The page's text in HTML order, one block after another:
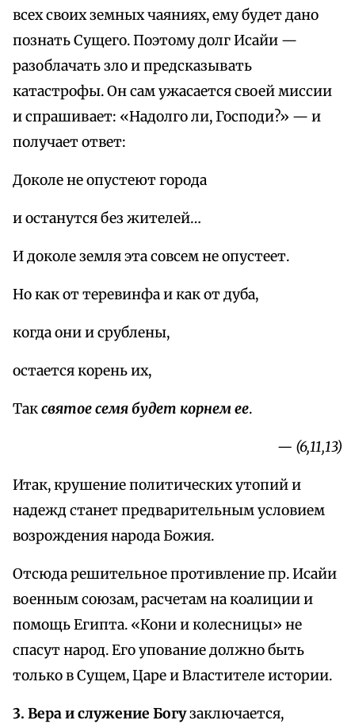
всех своих земных чаяниях, ему будет дано
познать Сущего. Поэтому долг Исайи —
разоблачать зло и предсказывать
катастрофы. Он сам ужасается своей миссии
и спрашивает: «Надолго ли, Господи?» — и
получает ответ:
Доколе не опустеют города
и останутся без жителей…
И доколе земля эта совсем не опустеет.
Но как от теревинфа и как от дуба,
когда они и срублены,
остается корень их,
Таксвятое семя будет корнем ее.
— (6,11,13)
Итак, крушение политических утопий и
надежд станет предварительным условием
возрождения народа Божия.
Отсюда решительное противление пр. Исайи
военным союзам, расчетам на коалиции и
помощь Египта. «Кони и колесницы» не
спасут народ. Его упование должно быть
только в Сущем, Царе и Властителе истории.
3. Вера и служение Богузаключается,